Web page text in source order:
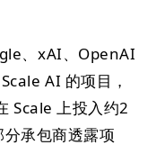
、xAI、OpenAI
AI 的项目，
Scale 上投入约2
承包商透露项